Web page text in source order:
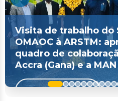
Visita de trabalho do
OMAOC à ARSTM:
quadro de
Accra (Gana) e a